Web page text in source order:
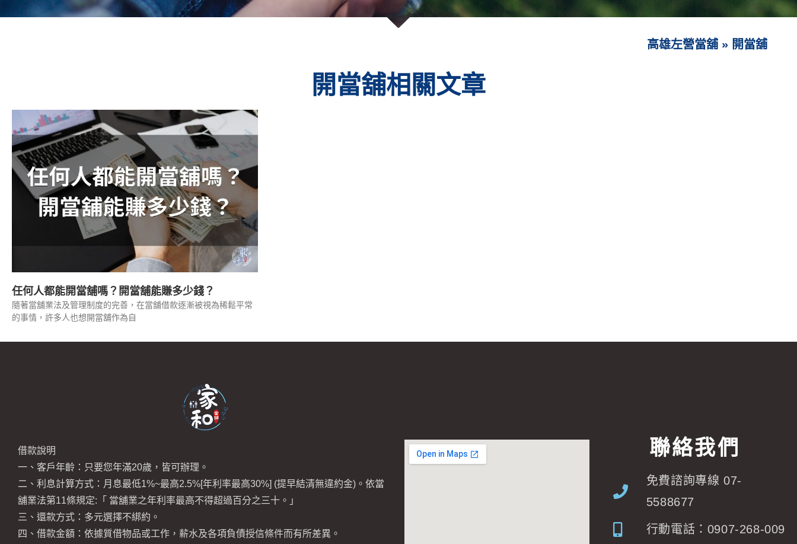
高雄左營當舖 » 開當舖
開當舖相關文章
任何人都能開當舖嗎？開當舖能賺多少錢？
隨著當舖業法及管理制度的完善，在當舖借款逐漸被視為稀鬆平常
的事情，許多人也想開當舖作為自
借款說明
一、客戶年齡：只要您年滿20歲，皆可辦理。
二、利息計算方式：月息最低1%~最高2.5%[年利率最高30%] (提早結清無違約金)。依當
舖業法第11條規定:「 當舖業之年利率最高不得超過百分之三十。」
三、還款方式：多元選擇不綁約。
四、借款金額：依據質借物品或工作，薪水及各項負債授信條件而有所差異。
聯絡我們
免費諮詢專線 07-
5588677
行動電話：0907-268-009